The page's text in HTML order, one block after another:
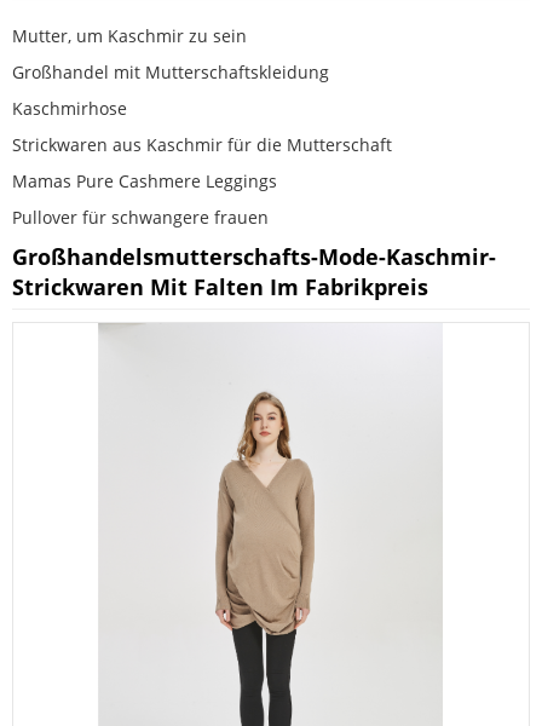
Mutter, um Kaschmir zu sein
Großhandel mit Mutterschaftskleidung
Kaschmirhose
Strickwaren aus Kaschmir für die Mutterschaft
Mamas Pure Cashmere Leggings
Pullover für schwangere frauen
Großhandelsmutterschafts-Mode-Kaschmir-
Strickwaren Mit Falten Im Fabrikpreis